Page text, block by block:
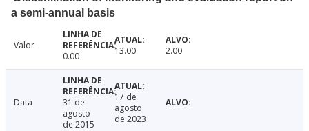
a semi-annual basis
Valor
0.00
13.00 2.00
Data
31 de
agosto
de 2015
17 de
agosto
de 2023